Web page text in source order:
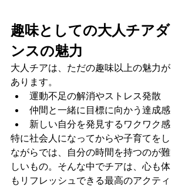
趣味としての大人チアダ
ンスの魅力
大人チアは、ただの趣味以上の魅力が
あります。
運動不足の解消やストレス発散
仲間と一緒に目標に向かう達成感
新しい自分を発見するワクワク感
特に社会人になってからや子育てをし
ながらでは、自分の時間を持つのが難
しいもの。そんな中でチアは、心も体
もリフレッシュできる最高のアクティ